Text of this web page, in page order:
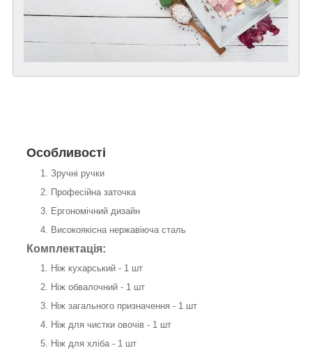
Особливості
Зручні ручки
Професійна заточка
Ергономічний дизайн
Високоякісна нержавіюча сталь
Комплектація:
Ніж кухарський - 1 шт
Ніж обвалочний - 1 шт
Ніж загального призначення - 1 шт
Ніж для чистки овочів - 1 шт
Ніж для хліба - 1 шт